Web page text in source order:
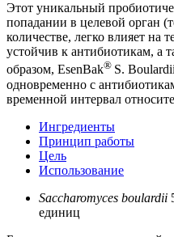
Этот уникальный
попадании в целевой орган
количестве, легко влияет на
устойчив к антибиотикам, а
образом, EsenBak® S.
одновременно с
временной интервал
Ингредиенты
Принцип работы
Цель
Использование
Saccharomyces boulardii
единиц